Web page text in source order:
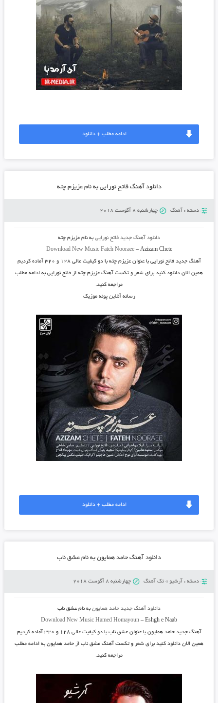
ادامه مطلب + دانلود
دانلود آهنگ فاتح نورایی به نام عزیزم چته
دسته : آهنگ چهارشنبه 8 آگوست 2018
دانلود آهنگ جدید فاتح نوراییبه نام عزیزم چته
Download New Music Fateh Nooraee– Azizam Chete
آهنگ جدیدفاتح نورایی با عنوانعزیزم چته با دو کیفیت عالی ۱۲۸ و ۳۲۰ آماده کردیم
همین الان دانلود کنید برای شعر و تکست آهنگ عزیزم چته از فاتح نورایی به ادامه مطلب
مراجعه کنید.
رسانه آنلاین پونه موزیک
ادامه مطلب + دانلود
دانلود آهنگ حامد همایون به نام عشق ناب
دسته : آرشیو » تک آهنگ چهارشنبه 8 آگوست 2018
دانلود آهنگ جدید حامد همایونبه نام عشق ناب
Download New Music Hamed Homayoun –Eshgh e Naab
آهنگ جدیدحامد همایون با عنوانعشق ناب با دو کیفیت عالی ۱۲۸ و ۳۲۰ آماده کردیم
همین الان دانلود کنید برای شعر و تکست آهنگ عشق ناب از حامد همایون به ادامه مطلب
مراجعه کنید.